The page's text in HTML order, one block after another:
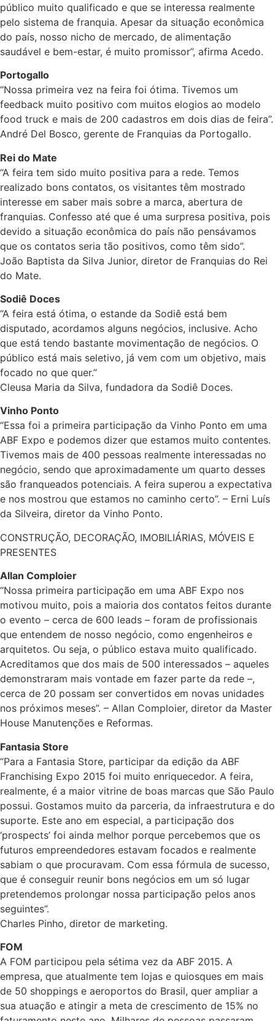
público muito qualificado e que se interessa realmente
pelo sistema de franquia. Apesar da situação econômica
do país, nosso nicho de mercado, de alimentação
saudável e bem-estar, é muito promissor”, afirma Acedo.
Portogallo
“Nossa primeira vez na feira foi ótima. Tivemos um
feedback muito positivo com muitos elogios ao modelo
food truck e mais de 200 cadastros em dois dias de feira”.
André Del Bosco, gerente de Franquias da Portogallo.
Rei do Mate
“A feira tem sido muito positiva para a rede. Temos
realizado bons contatos, os visitantes têm mostrado
interesse em saber mais sobre a marca, abertura de
franquias. Confesso até que é uma surpresa positiva, pois
devido a situação econômica do país não pensávamos
que os contatos seria tão positivos, como têm sido”.
João Baptista da Silva Junior, diretor de Franquias do Rei
do Mate.
Sodiê Doces
“A feira está ótima, o estande da Sodiê está bem
disputado, acordamos alguns negócios, inclusive. Acho
que está tendo bastante movimentação de negócios. O
público está mais seletivo, já vem com um objetivo, mais
focado no que quer.”
Cleusa Maria da Silva, fundadora da Sodiê Doces.
Vinho Ponto
“Essa foi a primeira participação da Vinho Ponto em uma
ABF Expo e podemos dizer que estamos muito contentes.
Tivemos mais de 400 pessoas realmente interessadas no
negócio, sendo que aproximadamente um quarto desses
são franqueados potenciais. A feira superou a expectativa
e nos mostrou que estamos no caminho certo”. – Erni Luís
da Silveira, diretor da Vinho Ponto.
CONSTRUÇÃO, DECORAÇÃO, IMOBILIÁRIAS, MÓVEIS E
PRESENTES
Allan Comploier
“Nossa primeira participação em uma ABF Expo nos
motivou muito, pois a maioria dos contatos feitos durante
o evento – cerca de 600 leads – foram de profissionais
que entendem de nosso negócio, como engenheiros e
arquitetos. Ou seja, o público estava muito qualificado.
Acreditamos que dos mais de 500 interessados – aqueles
demonstraram mais vontade em fazer parte da rede –,
cerca de 20 possam ser convertidos em novas unidades
nos próximos meses”. – Allan Comploier, diretor da Master
House Manutenções e Reformas.
Fantasia Store
“Para a Fantasia Store, participar da edição da ABF
Franchising Expo 2015 foi muito enriquecedor. A feira,
realmente, é a maior vitrine de boas marcas que São Paulo
possui. Gostamos muito da parceria, da infraestrutura e do
suporte. Este ano em especial, a participação dos
‘prospects’ foi ainda melhor porque percebemos que os
futuros empreendedores estavam focados e realmente
sabiam o que procuravam. Com essa fórmula de sucesso,
que é conseguir reunir bons negócios em um só lugar
pretendemos prolongar nossa participação pelos anos
seguintes”.
Charles Pinho, diretor de marketing.
FOM
A FOM participou pela sétima vez da ABF 2015. A
empresa, que atualmente tem lojas e quiosques em mais
de 50 shoppings e aeroportos do Brasil, quer ampliar a
sua atuação e atingir a meta de crescimento de 15% no